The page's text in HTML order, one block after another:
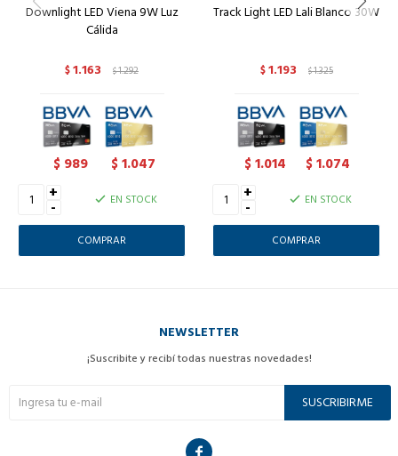
Downlight LED Viena 9W Luz
Cálida
$1.163 $1.292
$ 989 $1.047
+
- EN STOCK
Track Light LED Lali Blanco 30W
$1.193 $1.325
$1.014 $1.074
+
- EN STOCK
NEWSLETTER
¡Suscribite y recibí todas nuestras novedades!
SUSCRIBIRME
